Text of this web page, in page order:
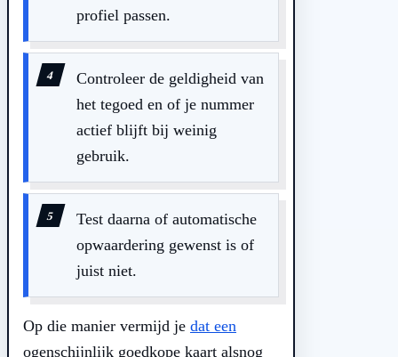
profiel passen.
Controleer de geldigheid van
het tegoed en of je nummer
actief blijft bij weinig
gebruik.
Test daarna of automatische
opwaardering gewenst is of
juist niet.
Op die manier vermijd je dat een
ogenschijnlijk goedkope kaart alsnog